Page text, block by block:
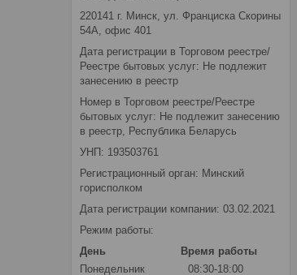
220141 г. Минск, ул. Франциска Скорины
54А, офис 401
Дата регистрации в Торговом реестре/
Реестре бытовых услуг: Не подлежит
занесению в реестр
Номер в Торговом реестре/Реестре
бытовых услуг: Не подлежит занесению
в реестр, Республика Беларусь
УНП: 193503761
Регистрационный орган: Минский
горисполком
Дата регистрации компании: 03.02.2021
Режим работы:
День
Время работы
Понедельник
08:30-18:00